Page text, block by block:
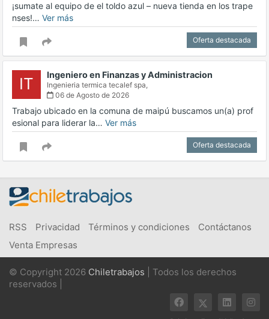
¡sumate al equipo de el toldo azul – nueva tienda en los trape
nses!… Ver más
Oferta destacada
IT Ingeniero en Finanzas y Administracion
Ingenieria termica tecalef spa,
06 de Agosto de 2026
Trabajo ubicado en la comuna de maipú buscamos un(a) prof
esional para liderar la… Ver más
Oferta destacada
RSS Privacidad Términos y condiciones
Contáctanos
Venta Empresas
© Copyright 2026 Chiletrabajos | Todos los derechos
reservados |